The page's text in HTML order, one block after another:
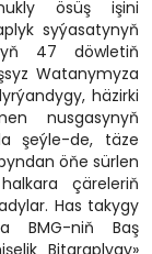
ösüş işini
syýasatynyň
47 döwletiň
Watanymyza
häzirki
nusgasynyň
şeýle-de, täze
öňe sürlen
çäreleriň
Has takygy
BMG-niň Baş
Bitaraplygy»